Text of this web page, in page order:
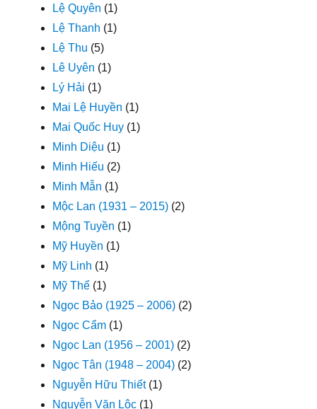
Lệ Quyên (1)
Lệ Thanh (1)
Lệ Thu (5)
Lê Uyên (1)
Lý Hải (1)
Mai Lệ Huyền (1)
Mai Quốc Huy (1)
Minh Diệu (1)
Minh Hiếu (2)
Minh Mẫn (1)
Mộc Lan (1931 – 2015) (2)
Mộng Tuyền (1)
Mỹ Huyền (1)
Mỹ Linh (1)
Mỹ Thể (1)
Ngọc Bảo (1925 – 2006) (2)
Ngọc Cẩm (1)
Ngọc Lan (1956 – 2001) (2)
Ngọc Tân (1948 – 2004) (2)
Nguyễn Hữu Thiết(1)
Nguyễn Văn Lộc (1)